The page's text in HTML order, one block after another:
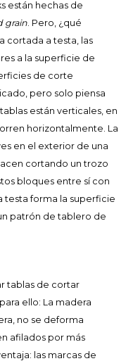
están hechas de
grain. Pero, ¿qué
cortada a testa, las
a la superficie de
de corte
pero solo piensa
están verticales, en
horizontalmente. La
en el exterior de una
cortando un trozo
bloques entre sí con
testa forma la superficie
patrón de tablero de
tablas de cortar
ello: La madera
no se deforma
afilados por más
las marcas de